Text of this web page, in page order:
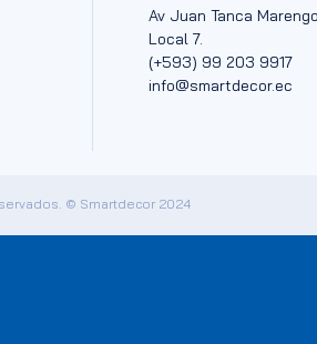
Av Juan Tanca
Local 7.
(+593) 99 203 9917
info@smartdecor.ec
© Smartdecor 2024